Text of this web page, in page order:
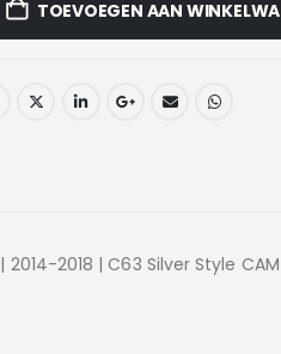
TOEVOEGEN AAN
2018 | C63 Silver Style